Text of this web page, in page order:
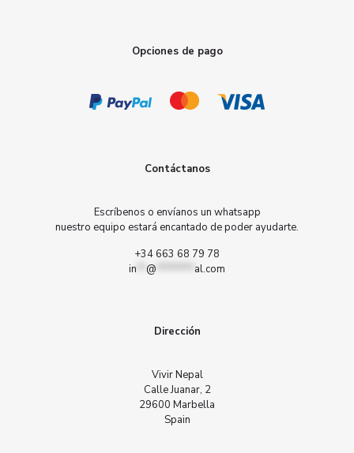
Opciones de pago
Contáctanos
Escríbenos o envíanos un whatsapp
nuestro equipo estará encantado de poder ayudarte.
+34 663 68 79 78
in
@ al.com
Dirección
Vivir Nepal
Calle Juanar, 2
29600 Marbella
Spain